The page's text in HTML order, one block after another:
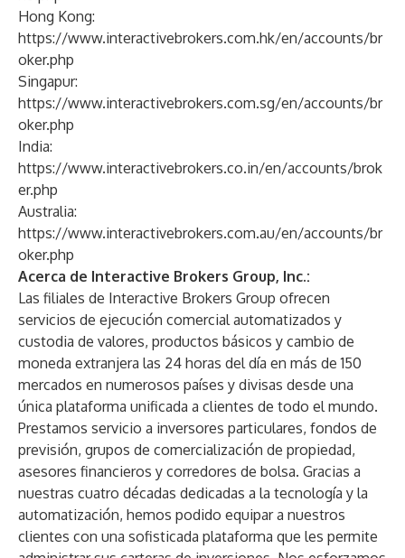
Hong Kong:
https://www.interactivebrokers.com.hk/en/accounts/br
oker.php
Singapur:
https://www.interactivebrokers.com.sg/en/accounts/br
oker.php
India:
https://www.interactivebrokers.co.in/en/accounts/brok
er.php
Australia:
https://www.interactivebrokers.com.au/en/accounts/br
oker.php
Acerca de Interactive Brokers Group, Inc.:
Las filiales de Interactive Brokers Group ofrecen
servicios de ejecución comercial automatizados y
custodia de valores, productos básicos y cambio de
moneda extranjera las 24 horas del día en más de 150
mercados en numerosos países y divisas desde una
única plataforma unificada a clientes de todo el mundo.
Prestamos servicio a inversores particulares, fondos de
previsión, grupos de comercialización de propiedad,
asesores financieros y corredores de bolsa. Gracias a
nuestras cuatro décadas dedicadas a la tecnología y la
automatización, hemos podido equipar a nuestros
clientes con una sofisticada plataforma que les permite